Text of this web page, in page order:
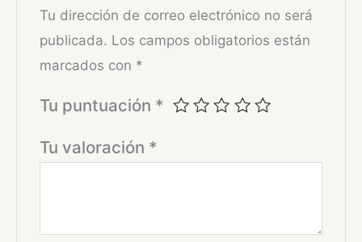
Tu dirección de correo electrónico no será
publicada. Los campos obligatorios están
marcados con *
Tu puntuación *
Tu valoración *